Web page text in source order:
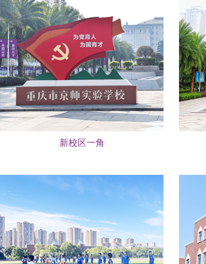
新校区一角